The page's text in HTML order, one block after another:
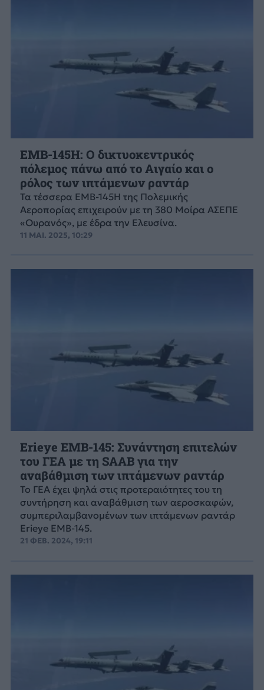
EMB-145Η: Ο δικτυοκεντρικός
πόλεμος πάνω από το Αιγαίο και ο
ρόλος των ιπτάμενων ραντάρ
Τα τέσσερα EMB-145Η της Πολεμικής
Αεροπορίας επιχειρούν με τη 380 Μοίρα ΑΣΕΠΕ
«Ουρανός», με έδρα την Ελευσίνα.
11 ΜΑΙ. 2025, 10:29
Erieye EMB-145: Συνάντηση επιτελών
του ΓΕΑ με τη SAAB για την
αναβάθμιση των ιπτάμενων ραντάρ
Το ΓΕΑ έχει ψηλά στις προτεραιότητες του τη
συντήρηση και αναβάθμιση των αεροσκαφών,
συμπεριλαμβανομένων των ιπτάμενων ραντάρ
Erieye EMB-145.
21 ΦΕΒ. 2024, 19:11